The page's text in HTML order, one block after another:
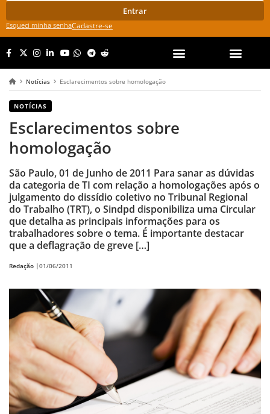
Entrar
Esqueci minha senhaCadastre-se
Notícias Esclarecimentos sobre homologação
NOTÍCIAS
Esclarecimentos sobre
homologação
São Paulo, 01 de Junho de 2011 Para sanar as dúvidas
da categoria de TI com relação a homologações após o
julgamento do dissídio coletivo no Tribunal Regional
do Trabalho (TRT), o Sindpd disponibiliza uma Circular
que detalha as principais informações para os
trabalhadores sobre o tema. É importante destacar
que a deflagração de greve […]
Redação |01/06/2011